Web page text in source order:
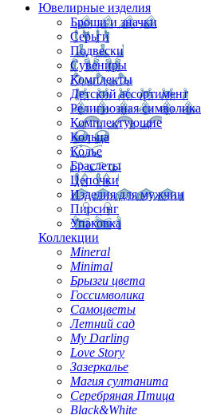
Ювелирные изделия
Броши и значки
Серьги
Подвески
Сувениры
Комплекты
Детский ассортимент
Религиозная символика
Комплектующие
Кольца
Колье
Браслеты
Цепочки
Изделия для мужчин
Пирсинг
Упаковка
Коллекции
Mineral
Minimal
Брызги цвета
Госсимволика
Самоцветы
Летний сад
My Darling
Love Story
Зазеркалье
Магия султанита
Серебряная Птица
Black&White